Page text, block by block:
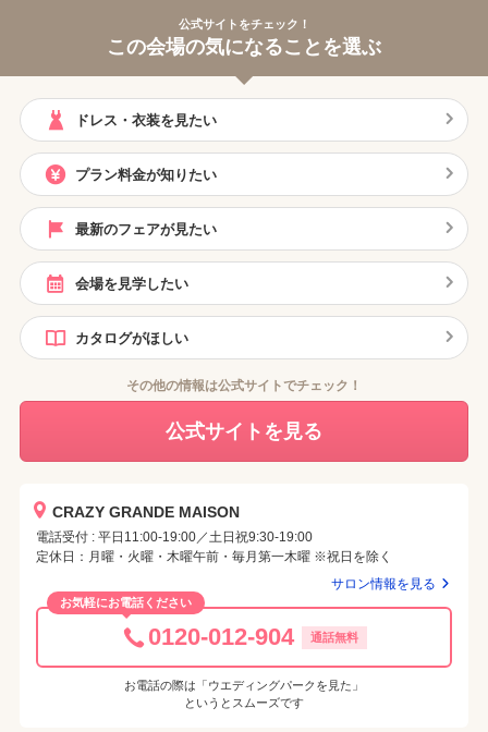
公式サイトをチェック！
この会場の気になることを選ぶ
ドレス・衣装を見たい
プラン料金が知りたい
最新のフェアが見たい
会場を見学したい
カタログがほしい
その他の情報は公式サイトでチェック！
公式サイトを見る
CRAZY GRANDE MAISON
電話受付 : 平日11:00-19:00／土日祝9:30-19:00
定休日：月曜・火曜・木曜午前・毎月第一木曜 ※祝日を除く
サロン情報を見る
お気軽にお電話ください
0120-012-904 通話無料
お電話の際は「ウエディングパークを見た」
というとスムーズです